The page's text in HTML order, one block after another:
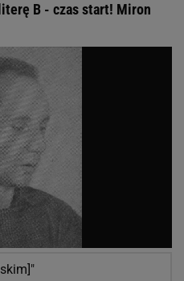
B - czas start! Miron